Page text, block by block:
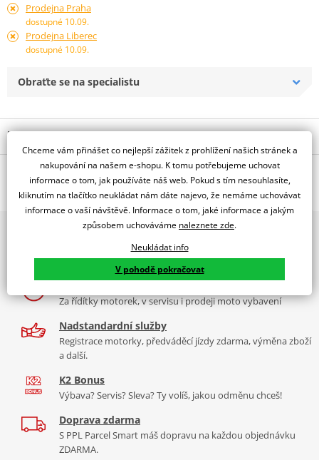
Prodejna Praha
dostupné 10.09.
Prodejna Liberec
dostupné 10.09.
Obraťte se na specialistu
Popis a parametry
Jsme autorizovaný
dealer značky gms
Zadní ventilační systém pro helmu Fortis zajišťuje efektivní odvod
tepla a lepší cirkulaci vzduchu při jízdě.
Co když mi to nebude
O výrobci
Germas byla odkoupena švýcarskou firmou Hostettler, která
značku přejmenovala na GMS a zařadila do svého portfolia
firmě stále pracuje jako product manager a stará se o rozvoj a
produktové řady.
Více informací o značce
Zobrazit všechny produkty
2x multibrand showroom
9 značek motocyklů, servis, oblečení, doplňky i náhradní
díly, to vše v Praze a Liberci
Za řídítky motorek, v servisu i prodeji moto vybavení
Nadstandardní služby
Registrace motorky, předváděcí jízdy zdarma, výměna zboží
a další.
K2 Bonus
Výbava? Servis? Sleva? Ty volíš, jakou odměnu chceš!
Doprava zdarma
S PPL Parcel Smart máš dopravu na každou objednávku
ZDARMA.
Chceme vám přinášet co nejlepší zážitek z prohlížení našich stránek a
nakupování na našem e-shopu. K tomu potřebujeme uchovat
informace o tom, jak používáte náš web. Pokud s tím nesouhlasíte,
kliknutím na tlačítko neukládat nám dáte najevo, že nemáme uchovávat
informace o vaší návštěvě. Informace o tom, jaké informace a jakým
způsobem uchováváme naleznete zde.
Neukládat info
V pohodě pokračovat